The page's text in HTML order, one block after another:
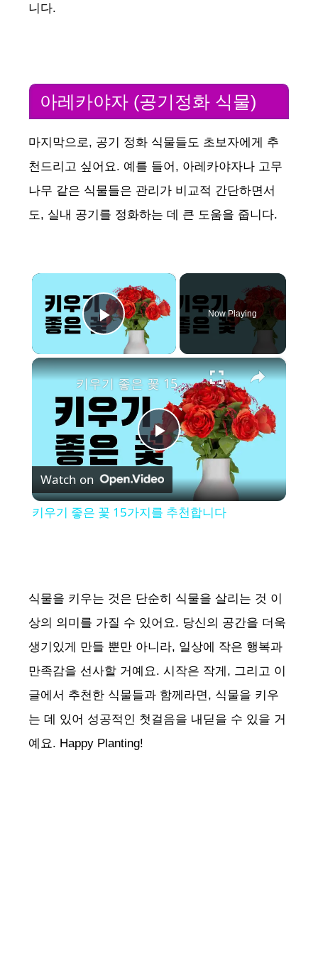
니다.
아레카야자 (공기정화 식물)
마지막으로, 공기 정화 식물들도 초보자에게 추
천드리고 싶어요. 예를 들어, 아레카야자나 고무
나무 같은 식물들은 관리가 비교적 간단하면서
도, 실내 공기를 정화하는 데 큰 도움을 줍니다.
×
Play Video
Now Playing
×
P
l
V
d
키우기 좋은 꽃 15가지를 추천합니다
Watch on
키우기 좋은 꽃 15가지를 추천합니다
식물을 키우는 것은 단순히 식물을 살리는 것 이
상의 의미를 가질 수 있어요. 당신의 공간을 더욱
생기있게 만들 뿐만 아니라, 일상에 작은 행복과
만족감을 선사할 거예요. 시작은 작게, 그리고 이
글에서 추천한 식물들과 함께라면, 식물을 키우
는 데 있어 성공적인 첫걸음을 내딛을 수 있을 거
예요. Happy Planting!